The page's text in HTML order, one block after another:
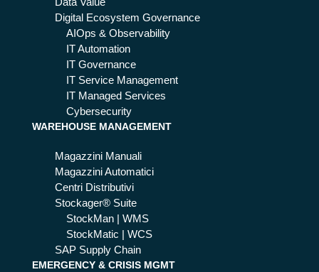
Digital Ecosystem Governance
AIOps & Observability
IT Automation
IT Governance
IT Service Management
IT Managed Services
Cybersecurity
WAREHOUSE MANAGEMENT
Magazzini Manuali
Magazzini Automatici
Centri Distributivi
Stockager® Suite
StockMan | WMS
StockMatic | WCS
SAP Supply Chain
EMERGENCY & CRISIS MGMT